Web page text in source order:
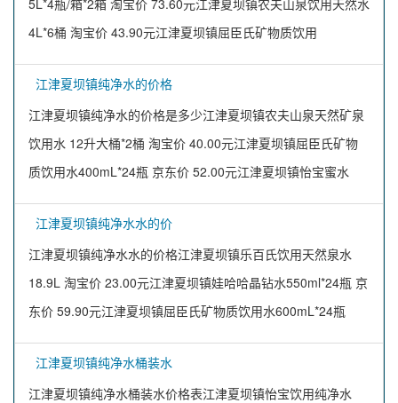
5L*4瓶/箱*2箱 淘宝价 73.60元江津夏坝镇农夫山泉饮用天然水
4L*6桶 淘宝价 43.90元江津夏坝镇屈臣氏矿物质饮用
江津夏坝镇纯净水的价格
江津夏坝镇纯净水的价格是多少江津夏坝镇农夫山泉天然矿泉
饮用水 12升大桶*2桶 淘宝价 40.00元江津夏坝镇屈臣氏矿物
质饮用水400mL*24瓶 京东价 52.00元江津夏坝镇怡宝蜜水
江津夏坝镇纯净水水的价
江津夏坝镇纯净水水的价格江津夏坝镇乐百氏饮用天然泉水
18.9L 淘宝价 23.00元江津夏坝镇娃哈哈晶钻水550ml*24瓶 京
东价 59.90元江津夏坝镇屈臣氏矿物质饮用水600mL*24瓶
江津夏坝镇纯净水桶装水
江津夏坝镇纯净水桶装水价格表江津夏坝镇怡宝饮用纯净水